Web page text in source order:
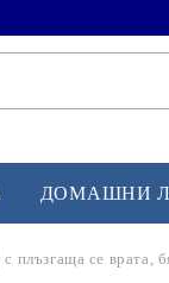
ДОМАШНИ
плъзгаща се врата,